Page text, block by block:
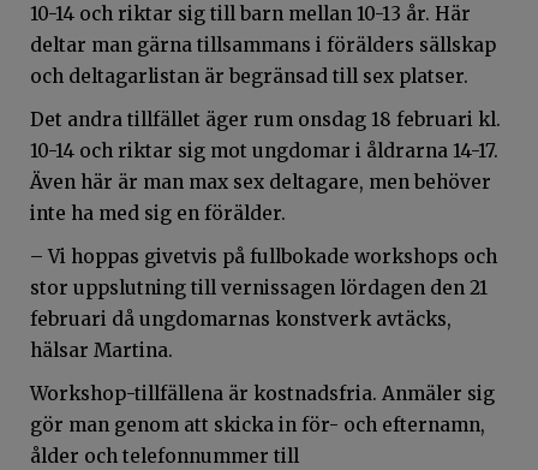
10-14 och riktar sig till barn mellan 10-13 år. Här
deltar man gärna tillsammans i förälders sällskap
och deltagarlistan är begränsad till sex platser.
Det andra tillfället äger rum onsdag 18 februari kl.
10-14 och riktar sig mot ungdomar i åldrarna 14-17.
Även här är man max sex deltagare, men behöver
inte ha med sig en förälder.
– Vi hoppas givetvis på fullbokade workshops och
stor uppslutning till vernissagen lördagen den 21
februari då ungdomarnas konstverk avtäcks,
hälsar Martina.
Workshop-tillfällena är kostnadsfria. Anmäler sig
gör man genom att skicka in för- och efternamn,
ålder och telefonnummer till